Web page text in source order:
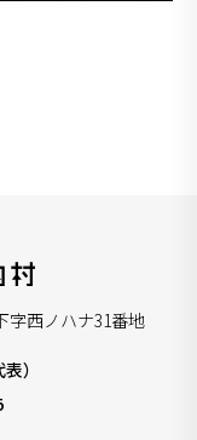
字西ノハナ31番地
）